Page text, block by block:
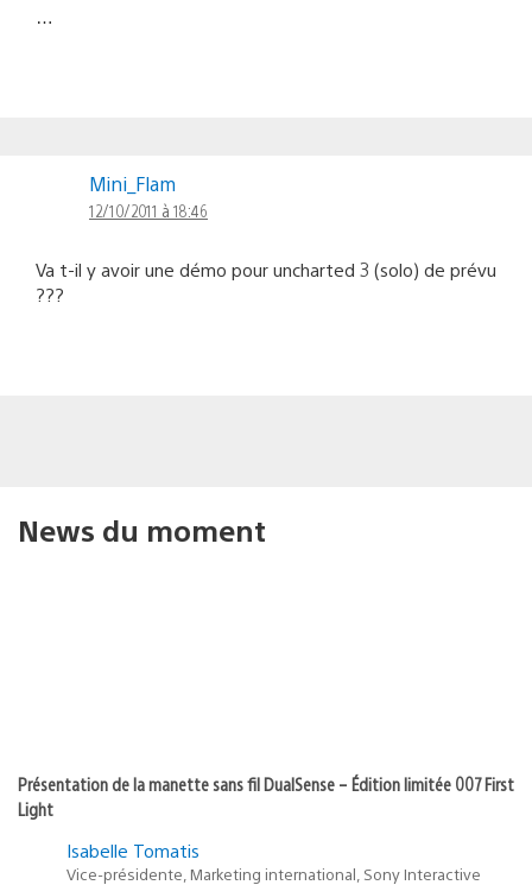
Mini_Flam
12/10/2011 à 18:46
Va t-il y avoir une démo pour uncharted 3 (solo) de prévu
???
News du moment
Présentation de la manette sans fil DualSense – Édition limitée 007 First
Light
Isabelle Tomatis
Vice-présidente, Marketing international, Sony Interactive